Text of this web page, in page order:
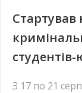
Стартував
студентів-
З 17 по 21